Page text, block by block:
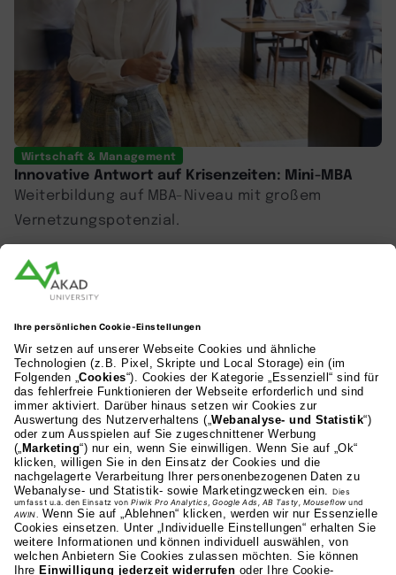
Wirtschaft & Management
Innovative Antwort auf Krisenzeiten: Mini-MBA
Weiterbildung auf MBA-Niveau mit großem
Vernetzungspotenzial.
AKAD Bildungsgesellschaft mbH
Heilbronner Strasse 86
70191 Stuttgart
0711 81495-400
Studienangebot